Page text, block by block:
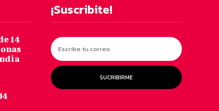
14
¡Suscribite!
SUCRIBIRME